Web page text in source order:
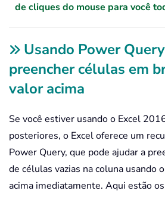
de cliques do mouse para você
Usando Power
preencher células em
valor acima
Se você estiver usando o Excel
posteriores, o Excel oferece um
Power Query, que pode ajudar a
de células vazias na coluna usando
acima imediatamente. Aqui estão